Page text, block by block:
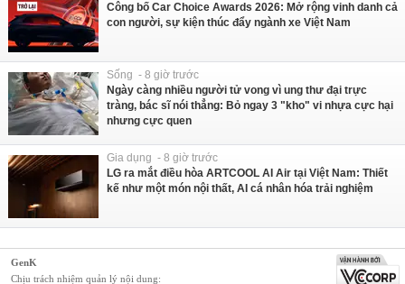
Công bố Car Choice Awards 2026: Mở rộng vinh danh cả
con người, sự kiện thúc đẩy ngành xe Việt Nam
Sống - 8 giờ trước
Ngày càng nhiều người tử vong vì ung thư đại trực
tràng, bác sĩ nói thẳng: Bỏ ngay 3 "kho" vi nhựa cực hại
nhưng cực quen
Gia dụng - 8 giờ trước
LG ra mắt điều hòa ARTCOOL AI Air tại Việt Nam: Thiết
kế như một món nội thất, AI cá nhân hóa trải nghiệm
GenK
Chịu trách nhiệm quản lý nội dung: